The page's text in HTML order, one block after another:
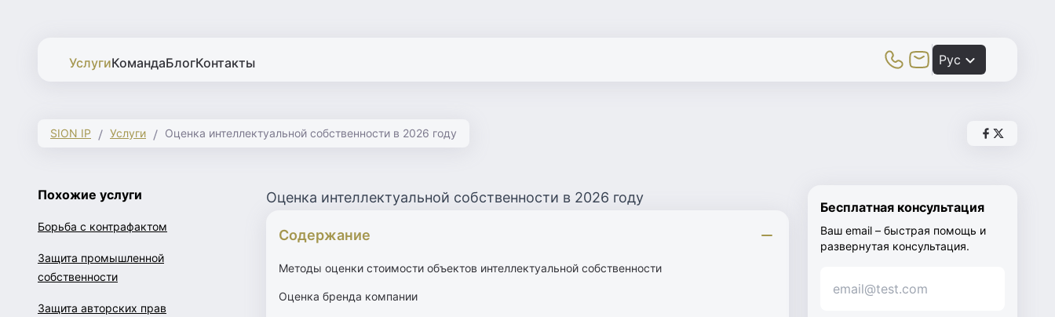
УслугиКомандаБлогКонтакты Toggle Mobile Menu
Рус
SION IP Услуги Оценка интеллектуальной собственности в 2026 году Поделиться
Оценка интеллектуальной собственности в 2026 году
Содержание
Методы оценки стоимости объектов интеллектуальной собственности
Оценка бренда компании
Бесплатная консультация
Ваш email – быстрая помощь и
развернутая консультация.
Похожие услуги
Борьба с контрафактом
Защита промышленной
собственности
Защита авторских прав